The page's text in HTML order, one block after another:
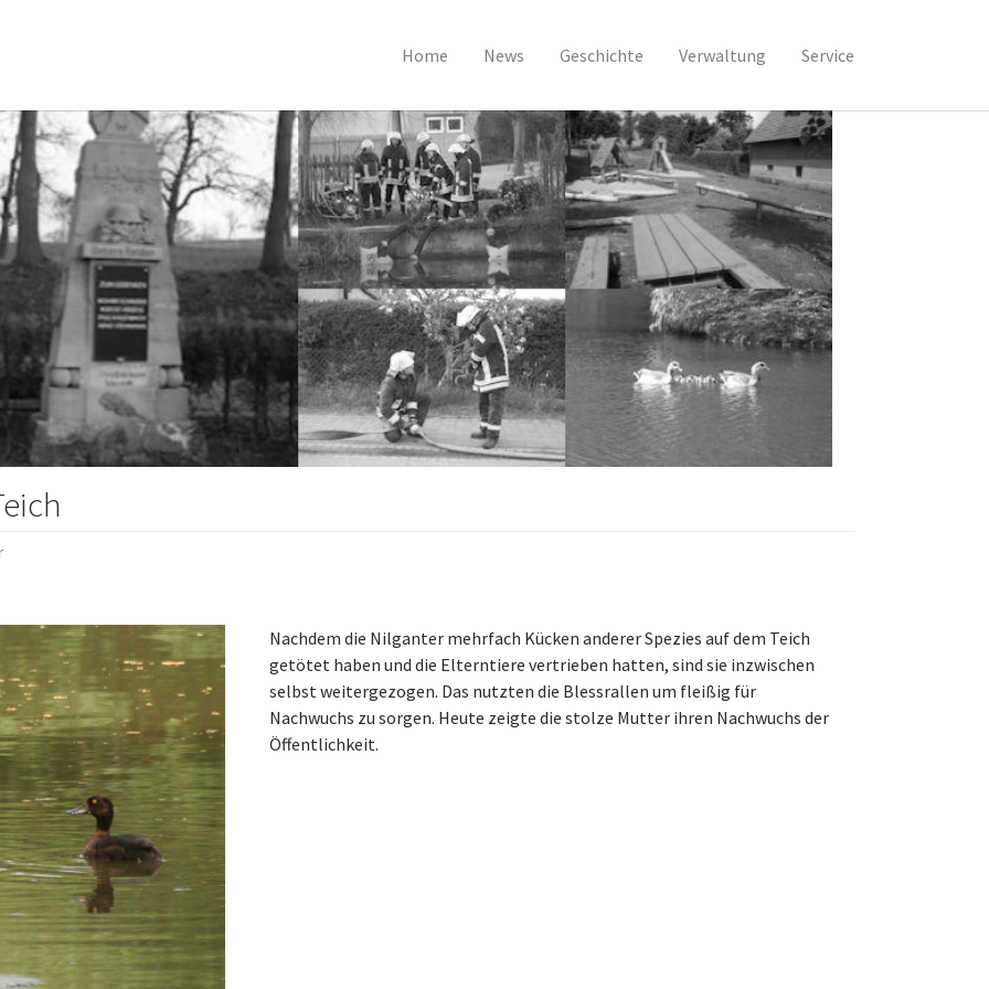
Home News Geschichte Verwaltung Service
Nachdem die Nilganter mehrfach Kücken anderer Spezies auf dem Teich
getötet haben und die Elterntiere vertrieben hatten, sind sie inzwischen
selbst weitergezogen. Das nutzten die Blessrallen um fleißig für
Nachwuchs zu sorgen. Heute zeigte die stolze Mutter ihren Nachwuchs der
Öffentlichkeit.